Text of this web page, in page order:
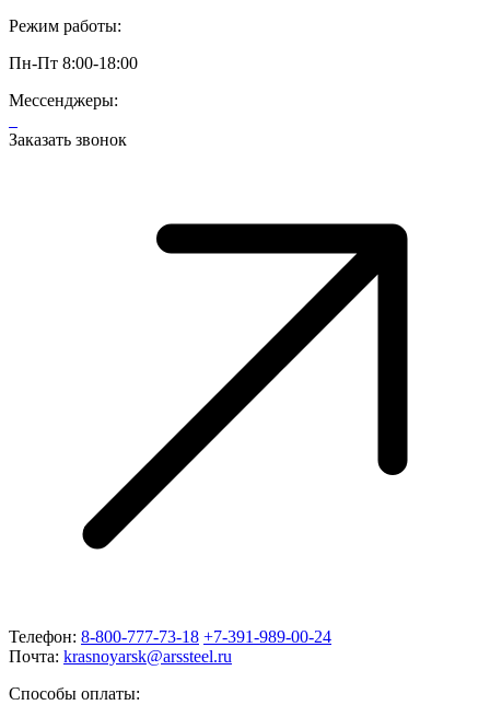
Режим работы:
Пн-Пт 8:00-18:00
Мессенджеры:
Заказать звонок
Телефон: 8-800-777-73-18 +7-391-989-00-24
Почта: krasnoyarsk@arssteel.ru
Способы оплаты: